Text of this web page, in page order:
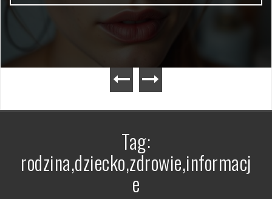
Tag:
rodzina,dziecko,zdrowie,informacj
e